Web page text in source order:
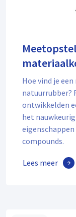
Hoe vind je
natuurrubber?
ontwikkelden
het
compounds.
Lees meer